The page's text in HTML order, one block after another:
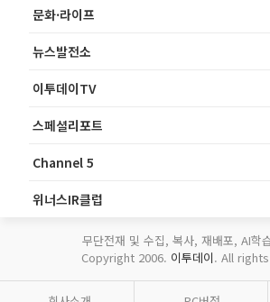
문화·라이프
뉴스발전소
이투데이TV
스페셜리포트
Channel 5
위너스IR클럽
무단전재 및 수집, 복사, 재배포, AI학
Copyright 2006. 이투데이. All